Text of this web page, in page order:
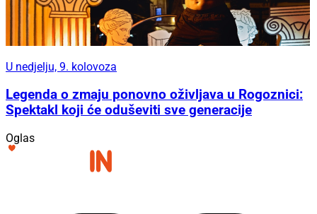
U nedjelju, 9. kolovoza
Legenda o zmaju ponovno oživljava u Rogoznici:
Spektakl koji će oduševiti sve generacije
Oglas